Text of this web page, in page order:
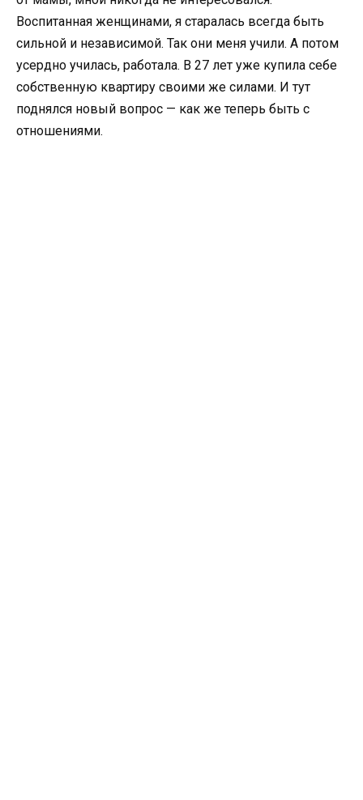
Воспитанная женщинами, я старалась всегда быть
сильной и независимой. Так они меня учили. А потом
усердно училась, работала. В 27 лет уже купила себе
собственную квартиру своими же силами. И тут
поднялся новый вопрос — как же теперь быть с
отношениями.